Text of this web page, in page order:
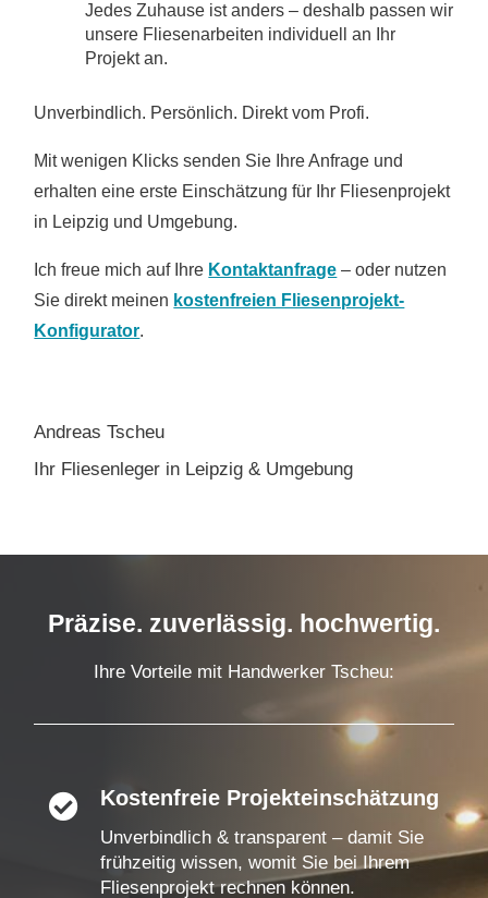
Jedes Zuhause ist anders – deshalb passen wir
unsere Fliesenarbeiten individuell an Ihr
Projekt an.
Unverbindlich. Persönlich. Direkt vom Profi.
Mit wenigen Klicks senden Sie Ihre Anfrage und
erhalten eine erste Einschätzung für Ihr Fliesenprojekt
in Leipzig und Umgebung.
Ich freue mich auf Ihre Kontaktanfrage – oder nutzen
Sie direkt meinen kostenfreien Fliesenprojekt-
Konfigurator.
Andreas Tscheu
Ihr Fliesenleger in Leipzig & Umgebung
Präzise. zuverlässig. hochwertig.
Ihre Vorteile mit Handwerker Tscheu:
 Kostenfreie Projekteinschätzung
Unverbindlich & transparent – damit Sie
frühzeitig wissen, womit Sie bei Ihrem
Fliesenprojekt rechnen können.